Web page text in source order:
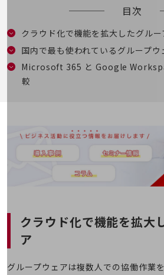
業務支援・マーケティング
災害対策・BCP
課題・ニーズで探す
コミュニケーション・情報共有
セキュリティ対策
目次
クラウド化で機能を拡大したグルー
国内で最も使われているグループウ
Microsoft 365 と Google
較
クラウド化で機能を拡大
ア
グループウェアは複数人での協働作業